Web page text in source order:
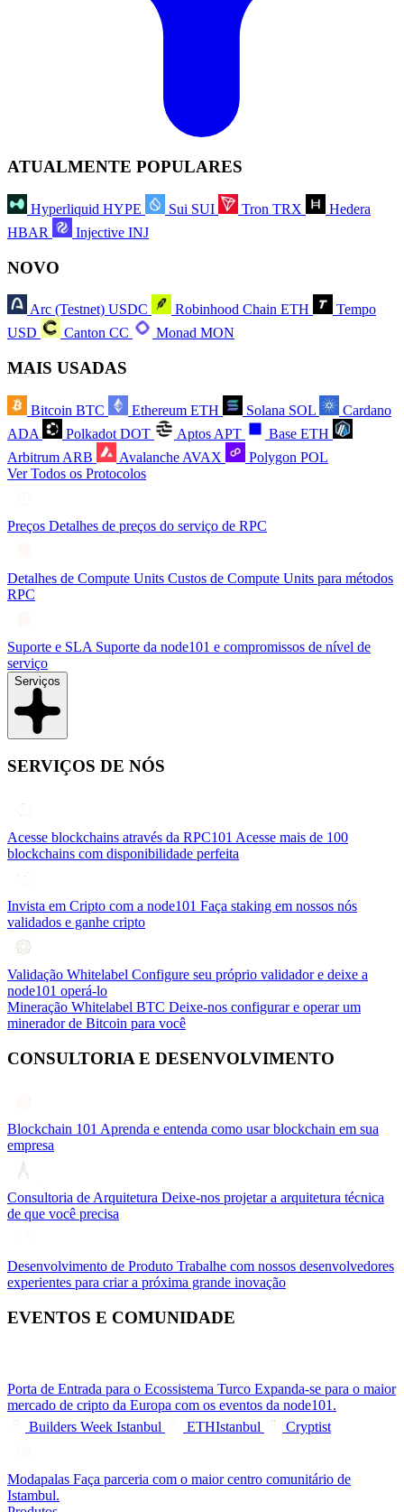
ATUALMENTE POPULARES
Hyperliquid HYPE Sui SUI Tron TRX
Hedera
HBAR
Injective INJ
NOVO
Arc (Testnet) USDC Robinhood Chain ETH
Tempo
USD
Canton CC Monad MON
MAIS USADAS
Bitcoin BTC Ethereum ETH Solana SOL
Cardano
ADA
Polkadot DOT Aptos APT Base ETH
Arbitrum ARB Avalanche AVAX Polygon POL
Ver Todos os Protocolos
Preços Detalhes de preços do serviço de RPC
Detalhes de Compute Units Custos de Compute Units para métodos
RPC
Suporte e SLA Suporte da node101 e compromissos de nível de
serviço
Serviços
SERVIÇOS DE NÓS
Acesse blockchains através da RPC101 Acesse mais de 100
blockchains com disponibilidade perfeita
Invista em Cripto com a node101 Faça staking em nossos nós
validados e ganhe cripto
Validação Whitelabel Configure seu próprio validador e deixe a
node101 operá-lo
Mineração Whitelabel BTC Deixe-nos configurar e operar um
minerador de Bitcoin para você
CONSULTORIA E DESENVOLVIMENTO
Blockchain 101 Aprenda e entenda como usar blockchain em sua
empresa
Consultoria de Arquitetura Deixe-nos projetar a arquitetura técnica
de que você precisa
Desenvolvimento de Produto Trabalhe com nossos desenvolvedores
experientes para criar a próxima grande inovação
EVENTOS E COMUNIDADE
Porta de Entrada para o Ecossistema Turco Expanda-se para o maior
mercado de cripto da Europa com os eventos da node101.
Builders Week Istanbul
ETHIstanbul Cryptist
Modapalas Faça parceria com o maior centro comunitário de
Istambul.